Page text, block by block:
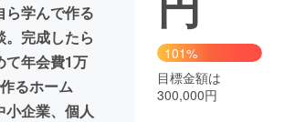
for Social Good
CAMPFIRE Creation
ふるさと納税
コミュニティ
ら学んで作る
。完成したら
て年会費1万
るホーム
小企業、個人
101%
目標金額は
300,000円